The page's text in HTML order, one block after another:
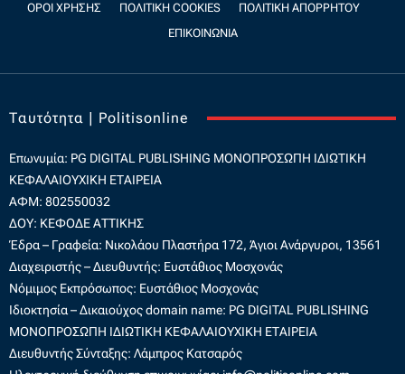
ΌΡΟΙ ΧΡΉΣΗΣ ΠΟΛΙΤΙΚΉ COOKIES
ΠΟΛΙΤΙΚΉ ΑΠΟΡΡΉΤΟΥ
ΕΠΙΚΟΙΝΩΝΊΑ
Ταυτότητα | Politisonline
Επωνυμία: PG DIGITAL PUBLISHING ΜΟΝΟΠΡΟΣΩΠΗ ΙΔΙΩΤΙΚΗ
ΚΕΦΑΛΑΙΟΥΧΙΚΗ ΕΤΑΙΡΕΙΑ
ΑΦΜ: 802550032
ΔΟΥ: ΚΕΦΟΔΕ ΑΤΤΙΚΗΣ
Έδρα – Γραφεία: Νικολάου Πλαστήρα 172, Άγιοι Ανάργυροι, 13561
Διαχειριστής – Διευθυντής: Ευστάθιος Μοσχονάς
Νόμιμος Εκπρόσωπος: Ευστάθιος Μοσχονάς
Ιδιοκτησία – Δικαιούχος domain name: PG DIGITAL PUBLISHING
ΜΟΝΟΠΡΟΣΩΠΗ ΙΔΙΩΤΙΚΗ ΚΕΦΑΛΑΙΟΥΧΙΚΗ ΕΤΑΙΡΕΙΑ
Διευθυντής Σύνταξης: Λάμπρος Κατσαρός